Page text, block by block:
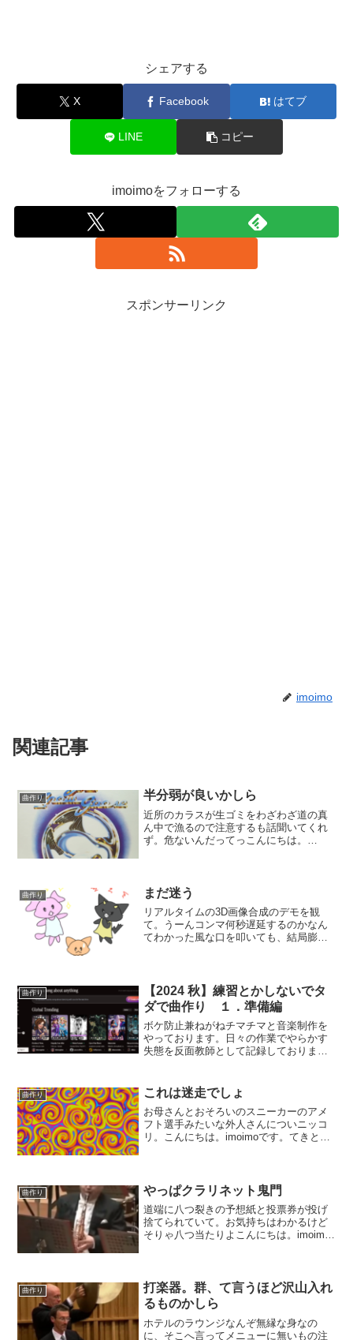
シェアする
X Facebook はてブ
LINE コピー
imoimoをフォローする
スポンサーリンク
imoimo
関連記事
曲作り 半分弱が良いかしら
近所のカラスが生ゴミをわざわざ道の真
ん中で漁るので注意するも話聞いてくれ
ず。危ないんだってっこんにちは。
言う事で、現在はフルー...
曲作り まだ迷う
リアルタイムの3D画像合成のデモを観
て。うーんコンマ何秒遅延するのかなん
てわかった風な口を叩いても、結局膨大
プロジェクトはバン...
曲作り
【2024 秋】練習とかしないでタ
ダで曲作り １．準備編
ボケ防止兼ねがねチマチマと音楽制作を
やっております。日々の作業でやらかす
失態を反面教師として記録しておりま
法のまとめに逃げる様にしております。
これまでも何度かまとめて参り...
曲作り これは迷走でしょ
お母さんとおそろいのスニーカーのアメ
フト選手みたいな外人さんについニッコ
リ。こんにちは。imoimoです。てきとー
みを作って曲にしよう...
曲作り やっぱクラリネット鬼門
道端に八つ裂きの予想紙と投票券が投げ
捨てられていて。お気持ちはわかるけど
そりゃ八つ当たりよこんにちは。imoimo
直線となっておりま...
曲作り
打楽器。群、て言うほど沢山入れ
るものかしら
ホテルのラウンジなんぞ無縁な身なの
に、そこへ言ってメニューに無いもの注